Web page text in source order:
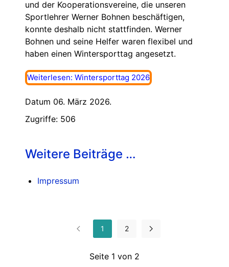
und der Kooperationsvereine, die unseren
Sportlehrer Werner Bohnen beschäftigen,
konnte deshalb nicht stattfinden. Werner
Bohnen und seine Helfer waren flexibel und
haben einen Wintersporttag angesetzt.
Weiterlesen: Wintersporttag 2026
Datum 06. März 2026.
Zugriffe: 506
Weitere Beiträge …
Impressum
1 2
Seite 1 von 2